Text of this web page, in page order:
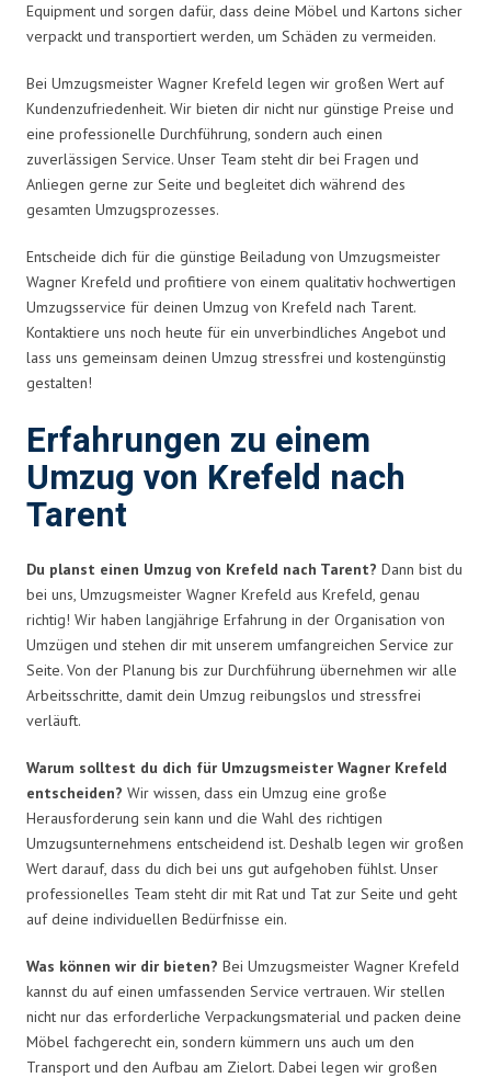
Equipment und sorgen dafür, dass deine Möbel und Kartons sicher
verpackt und transportiert werden, um Schäden zu vermeiden.
Bei Umzugsmeister Wagner Krefeld legen wir großen Wert auf
Kundenzufriedenheit. Wir bieten dir nicht nur günstige Preise und
eine professionelle Durchführung, sondern auch einen
zuverlässigen Service. Unser Team steht dir bei Fragen und
Anliegen gerne zur Seite und begleitet dich während des
gesamten Umzugsprozesses.
Entscheide dich für die günstige Beiladung von Umzugsmeister
Wagner Krefeld und profitiere von einem qualitativ hochwertigen
Umzugsservice für deinen Umzug von Krefeld nach Tarent.
Kontaktiere uns noch heute für ein unverbindliches Angebot und
lass uns gemeinsam deinen Umzug stressfrei und kostengünstig
gestalten!
Erfahrungen zu einem
Umzug von Krefeld nach
Tarent
Du planst einen Umzug von Krefeld nach Tarent? Dann bist du
bei uns, Umzugsmeister Wagner Krefeld aus Krefeld, genau
richtig! Wir haben langjährige Erfahrung in der Organisation von
Umzügen und stehen dir mit unserem umfangreichen Service zur
Seite. Von der Planung bis zur Durchführung übernehmen wir alle
Arbeitsschritte, damit dein Umzug reibungslos und stressfrei
verläuft.
Warum solltest du dich für Umzugsmeister Wagner Krefeld
entscheiden? Wir wissen, dass ein Umzug eine große
Herausforderung sein kann und die Wahl des richtigen
Umzugsunternehmens entscheidend ist. Deshalb legen wir großen
Wert darauf, dass du dich bei uns gut aufgehoben fühlst. Unser
professionelles Team steht dir mit Rat und Tat zur Seite und geht
auf deine individuellen Bedürfnisse ein.
Was können wir dir bieten? Bei Umzugsmeister Wagner Krefeld
kannst du auf einen umfassenden Service vertrauen. Wir stellen
nicht nur das erforderliche Verpackungsmaterial und packen deine
Möbel fachgerecht ein, sondern kümmern uns auch um den
Transport und den Aufbau am Zielort. Dabei legen wir großen